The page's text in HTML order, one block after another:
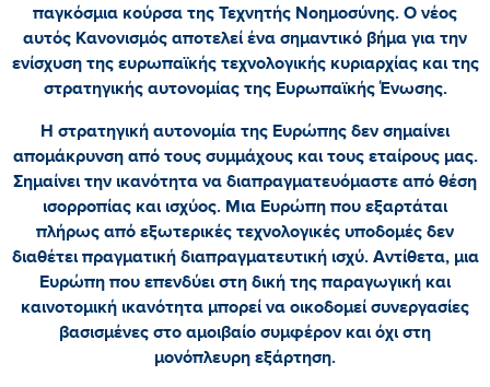
παγκόσμια κούρσα της Τεχνητής Νοημοσύνης. Ο νέος
αυτός Κανονισμός αποτελεί ένα σημαντικό βήμα για την
ενίσχυση της ευρωπαϊκής τεχνολογικής κυριαρχίας και της
στρατηγικής αυτονομίας της Ευρωπαϊκής Ένωσης.
Η στρατηγική αυτονομία της Ευρώπης δεν σημαίνει
απομάκρυνση από τους συμμάχους και τους εταίρους μας.
Σημαίνει την ικανότητα να διαπραγματευόμαστε από θέση
ισορροπίας και ισχύος. Μια Ευρώπη που εξαρτάται
πλήρως από εξωτερικές τεχνολογικές υποδομές δεν
διαθέτει πραγματική διαπραγματευτική ισχύ. Αντίθετα, μια
Ευρώπη που επενδύει στη δική της παραγωγική και
καινοτομική ικανότητα μπορεί να οικοδομεί συνεργασίες
βασισμένες στο αμοιβαίο συμφέρον και όχι στη
μονόπλευρη εξάρτηση.